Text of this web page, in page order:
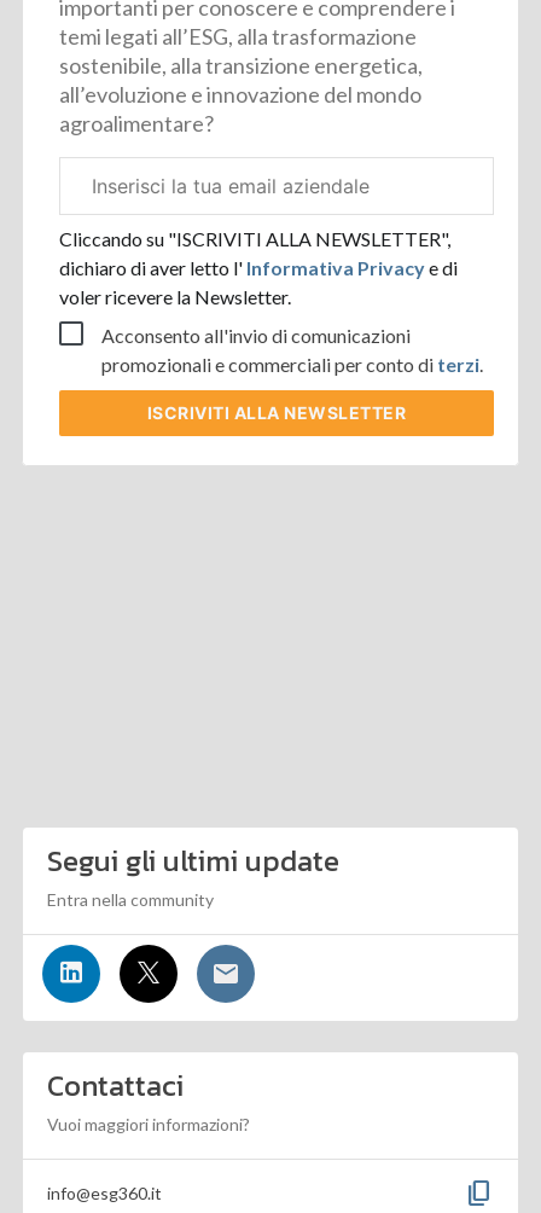
importanti per conoscere e comprendere i
temi legati all’ESG, alla trasformazione
sostenibile, alla transizione energetica,
all’evoluzione e innovazione del mondo
agroalimentare?
aziendale
Cliccando su "ISCRIVITI ALLA NEWSLETTER",
dichiaro di aver letto l' Informativa Privacye di
voler ricevere la Newsletter.
Acconsento all'invio di comunicazioni
promozionali e commerciali per conto di terzi.
ISCRIVITI ALLA NEWSLETTER
Segui gli ultimi update
Entra nella community
Contattaci
Vuoi maggiori informazioni?
info@esg360.it content_copy